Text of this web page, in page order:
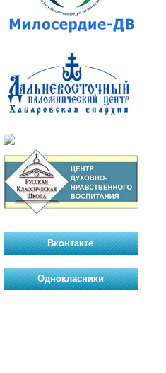
Вконтакте
Однокласники